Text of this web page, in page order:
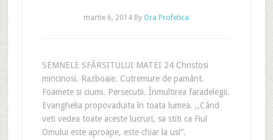
martie 6, 2014 By Ora Profetica
SEMNELE SFÂRSITULUI MATEI 24 Christosi
mincinosi. Razboaie. Cutremure de pamânt.
Foamete si ciumi. Persecutii. Înmultirea faradelegii.
Evanghelia propovaduita în toata lumea. ,,Când
veti vedea toate aceste lucruri, sa stiti ca Fiul
Omului este aproape, este chiar la usi”.